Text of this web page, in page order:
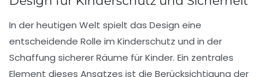
In der heutigen Welt spielt das Design eine
entscheidende Rolle im Kinderschutz und in der
Schaffung sicherer Räume fürKinder. Ein zentrales
Element dieses Ansatzes ist die Berücksichtigung der